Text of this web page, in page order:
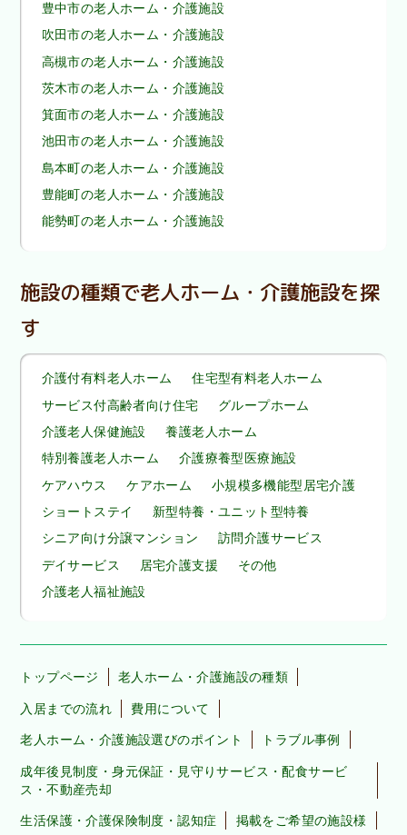
豊中市の老人ホーム・介護施設
吹田市の老人ホーム・介護施設
高槻市の老人ホーム・介護施設
茨木市の老人ホーム・介護施設
箕面市の老人ホーム・介護施設
池田市の老人ホーム・介護施設
島本町の老人ホーム・介護施設
豊能町の老人ホーム・介護施設
能勢町の老人ホーム・介護施設
施設の種類で老人ホーム・介護施設を探
す
介護付有料老人ホーム
住宅型有料老人ホーム
サービス付高齢者向け住宅
グループホーム
介護老人保健施設
養護老人ホーム
特別養護老人ホーム
介護療養型医療施設
ケアハウス
ケアホーム
小規模多機能型居宅介護
ショートステイ
新型特養・ユニット型特養
シニア向け分譲マンション
訪問介護サービス
デイサービス
居宅介護支援
その他
介護老人福祉施設
トップページ 老人ホーム・介護施設の種類
入居までの流れ 費用について
老人ホーム・介護施設選びのポイント トラブル事例
成年後見制度・身元保証・見守りサービス・配食サービ
ス・不動産売却
生活保護・介護保険制度・認知症 掲載をご希望の施設様